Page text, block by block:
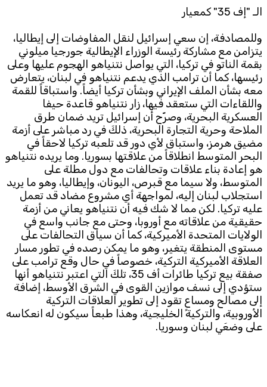
الـ "إف 35" كمعيار
وللمصادفة، إن سعي إسرائيل لنقل المفاوضات إلى إيطاليا،
يتزامن مع مشاركة رئيسة الوزراء الإيطالية جورجيا ميلوني
بقمة الناتو في تركيا، التي يواصل نتنياهو الهجوم عليها وعلى
رئيسها، كما أن ترامب الذي يدعم نتنياهو في لبنان، يتعارض
معه بشأن الملف الإيراني وبشأن تركيا أيضاً. واستباقاً للقمة
واللقاءات التي ستعقد فيها، زار نتنياهو قاعدة حيفا
العسكرية البحرية، وصرّح أن إسرائيل تريد ضمان طرق
الملاحة وحرية التجارة البحرية، ذلكَ في رد مباشر على أزمة
مضيق هرمز، واستباق لأي دور قد تلعبه تركيا لاحقاً في
البحر المتوسط انطلاقاً من علاقتها بسوريا. وما يريده نتنياهو
هو إعادة بناء علاقات وتحالفات مع دول مطلة على
المتوسط، ولا سيما مع قبرص، اليونان، وإيطاليا، وهو ما يريد
استجلاب لبنان إليه، لمواجهة أي مشروع مضاد قد تعمل
عليه تركيا. لكن مما لا شك فيه أن نتنياهو يعاني من أزمة
حقيقية من علاقاته مع أوروبا، وحتى مع جانب واسع في
الولايات المتحدة الأميركية، كما أن سياق التحالفات على
مستوى المنطقة يتغير، وهو ما يمكن رصده في تطور مسار
العلاقة الأميركية التركية، خصوصاً في حال وقع ترامب على
صفقة بيع تركيا طائرات أف 35، تلكَ التي اعتبر نتنياهو أنها
ستؤدي إلى نسف موازين القوى في الشرق الأوسط، إضافة
إلى مصالح ومساعٍ تقود إلى تطوير العلاقات التركية
الأوروبية، والتركية الخليجية، وهذا طبعاً سيكون له انعكاسه
على وضعَي لبنان وسوريا.